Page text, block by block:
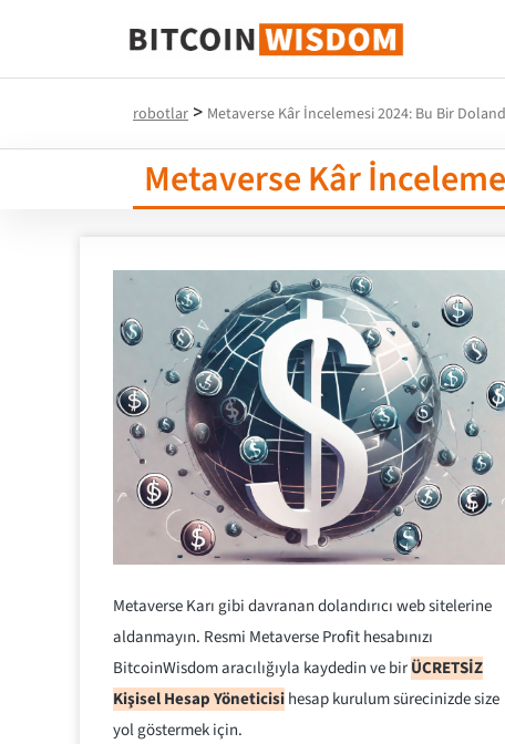
Bitcoin Bilgeliği
robotlar > Metaverse Kâr İncelemesi 2024: Bu Bir
Metaverse Kâr
Metaverse Karı gibi davranan dolandırıcı web sitelerine
aldanmayın. Resmi Metaverse Profit hesabınızı
BitcoinWisdom aracılığıyla kaydedin ve birÜCRETSİZ
Kişisel Hesap Yöneticisihesap kurulum sürecinizde size
yol göstermek için.